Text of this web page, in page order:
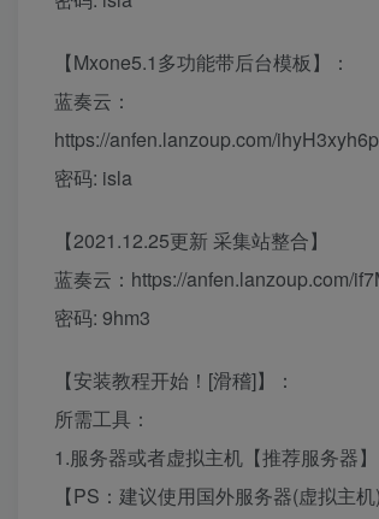
【Mxone5.1多功能带后台模板】：
蓝奏云：
https://anfen.lanzoup.com/
密码: isla
【2021.12.25更新 采集站整合】
蓝奏云：https://anfen.lanzoup.com/
密码: 9hm3
【安装教程开始！[滑稽]】：
所需工具：
1.服务器或者虚拟主机【推荐服务器】
【PS：建议使用国外服务器(虚拟主机)